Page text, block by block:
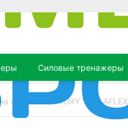
Силовые тренажеры
CENTURY VERSAFLEX